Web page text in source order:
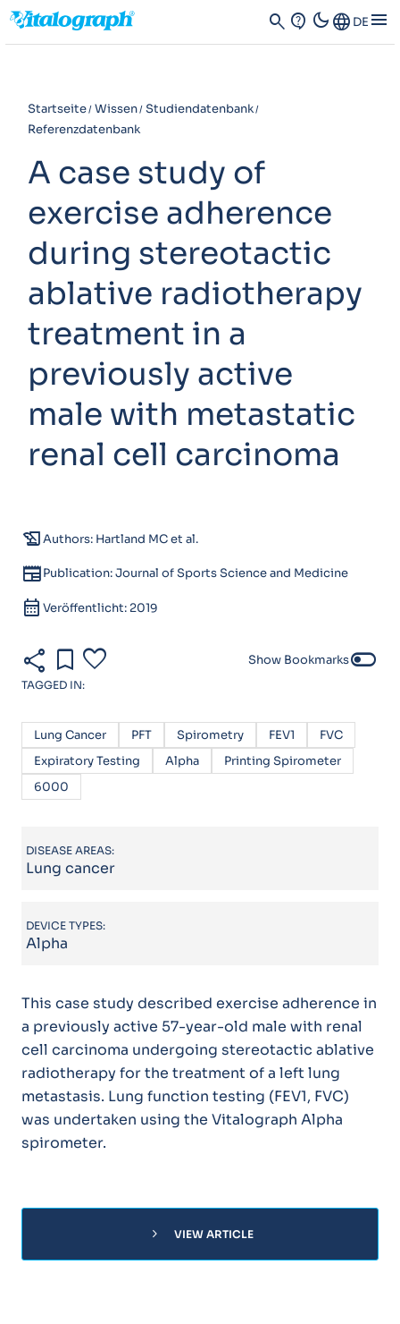
search contact_support dark_modeLanguage DE menu
Startseite Wissen Studiendatenbank
Referenzdatenbank
A case study of
exercise adherence
during stereotactic
ablative radiotherapy
treatment in a
previously active
male with metastatic
renal cell carcinoma
history_eduAuthors: Hartland MC et al.
newspaperPublication: Journal of Sports Science and Medicine
calendar_month Veröffentlicht: 2019
share bookmark favorite Show Bookmarkstoggle_off
TAGGED IN:
Lung Cancer PFT Spirometry FEV1
FVC
Expiratory Testing
Alpha
Printing Spirometer
6000
DISEASE AREAS:
Lung cancer
DEVICE TYPES:
Alpha
This case study described exercise adherence in
a previously active 57-year-old male with renal
cell carcinoma undergoing stereotactic ablative
radiotherapy for the treatment of a left lung
metastasis. Lung function testing (FEV1, FVC)
was undertaken using the Vitalograph Alpha
spirometer.
chevron_right VIEW ARTICLE